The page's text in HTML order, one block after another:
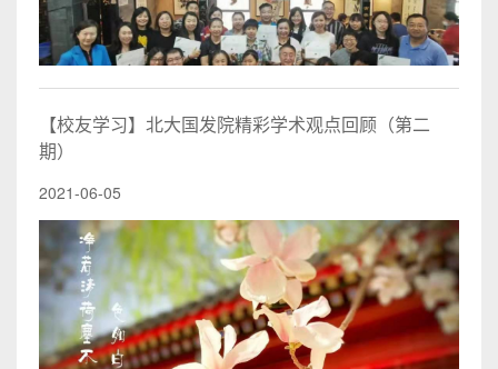
【校友学习】北大国发院精彩学术观点回顾（第二
期）
2021-06-05